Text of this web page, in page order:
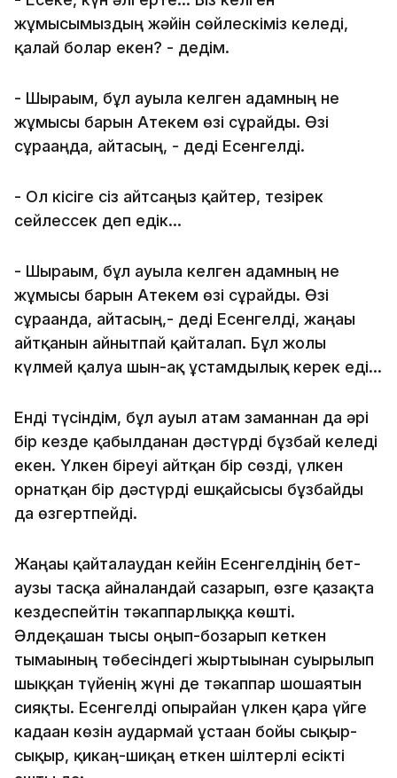
жұмысымыздың жәйін сөйлескіміз келеді,
қалай болар екен? - дедім.
- Шырағым, бұл ауылға келген адамның не
жұмысы барын Атекем өзі сұрайды. Өзі
сұрағаңда, айтасың, - деді Есенгелді.
- Ол кісіге сіз айтсаңыз қайтер, тезірек
сейлессек деп едік...
- Шырағым, бұл ауылға келген адамның не
жұмысы барын Атекем өзі сұрайды. Өзі
сұрағанда, айтасың,- деді Есенгелді, жаңағы
айтқанын айнытпай қайталап. Бұл жолы
күлмей қалуға шын-ақ ұстамдылық керек еді...
Енді түсіндім, бұл ауыл атам заманнан да әрі
бір кезде қабылданған дәстүрді бұзбай келеді
екен. Үлкен біреуі айтқан бір сөзді, үлкен
орнатқан бір дәстүрді ешқайсысы бұзбайды
да өзгертпейді.
Жаңағы қайталаудан кейін Есенгелдінің бет-
аузы тасқа айналғандай сазарып, өзге қазақта
кездеспейтін тәкаппарлыққа көшті.
Әлдеқашан тысы оңып-бозарып кеткен
тымағының төбесіндегі жыртығынан суырылып
шыққан түйенің жүні де тәкаппар шошаятын
сияқты. Есенгелді опырайған үлкен қара үйге
кадаған көзін аудармай ұстаған бойы сықыр-
сықыр, қикаң-шиқаң еткен шілтерлі есікті